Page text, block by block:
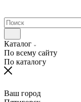
Каталог
По всему сайту
По каталогу
Ваш город